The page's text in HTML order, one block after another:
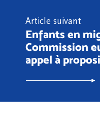
Article suivant
Enfants en
Commission
appel à